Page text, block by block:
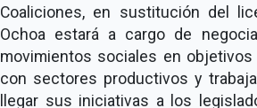
Coaliciones, en sustitución del
Ochoa estará a cargo de
movimientos sociales en
con sectores productivos y
llegar sus iniciativas a los